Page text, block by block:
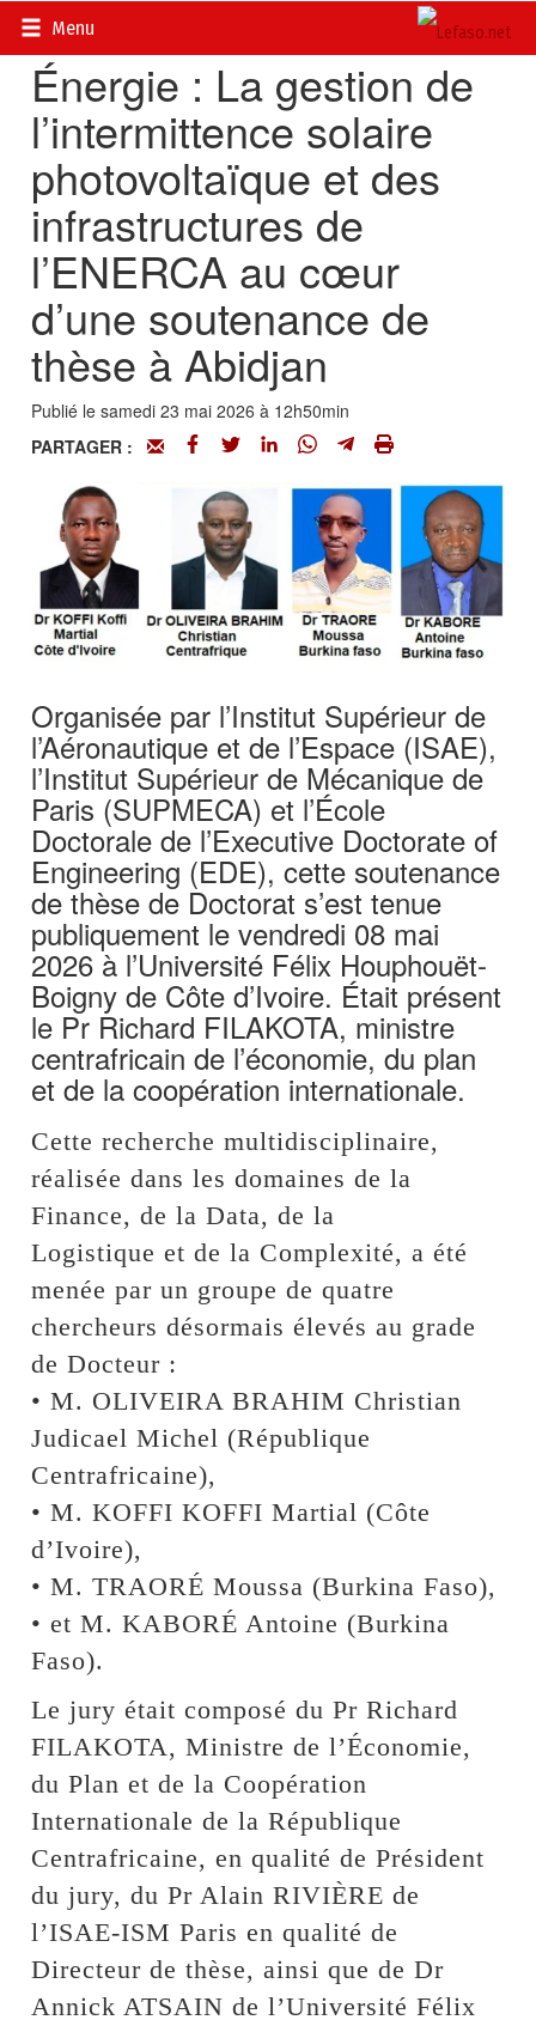
Menu
Accueil>
Énergie : La gestion de
l’intermittence solaire
photovoltaïque et des
infrastructures de
l’ENERCA au cœur
d’une soutenance de
thèse à Abidjan
Publié le samedi 23 mai 2026 à 12h50min
PARTAGER :
Organisée par l’Institut Supérieur de
l’Aéronautique et de l’Espace (ISAE),
l’Institut Supérieur de Mécanique de
Paris (SUPMECA) et l’École
Doctorale de l’Executive Doctorate of
Engineering (EDE), cette soutenance
de thèse de Doctorat s’est tenue
publiquement le vendredi 08 mai
2026 à l’Université Félix Houphouët-
Boigny de Côte d’Ivoire. Était présent
le Pr Richard FILAKOTA, ministre
centrafricain de l’économie, du plan
et de la coopération internationale.
Cette recherche multidisciplinaire,
réalisée dans les domaines de la
Finance, de la Data, de la
Logistique et de la Complexité, a été
menée par un groupe de quatre
chercheurs désormais élevés au grade
de Docteur :
• M. OLIVEIRA BRAHIM Christian
Judicael Michel (République
Centrafricaine),
• M. KOFFI KOFFI Martial (Côte
d’Ivoire),
• M. TRAORÉ Moussa (Burkina Faso),
• et M. KABORÉ Antoine (Burkina
Faso).
Le jury était composé du Pr Richard
FILAKOTA, Ministre de l’Économie,
du Plan et de la Coopération
Internationale de la République
Centrafricaine, en qualité de Président
du jury, du Pr Alain RIVIÈRE de
l’ISAE-ISM Paris en qualité de
Directeur de thèse, ainsi que de Dr
Annick ATSAIN de l’Université Félix